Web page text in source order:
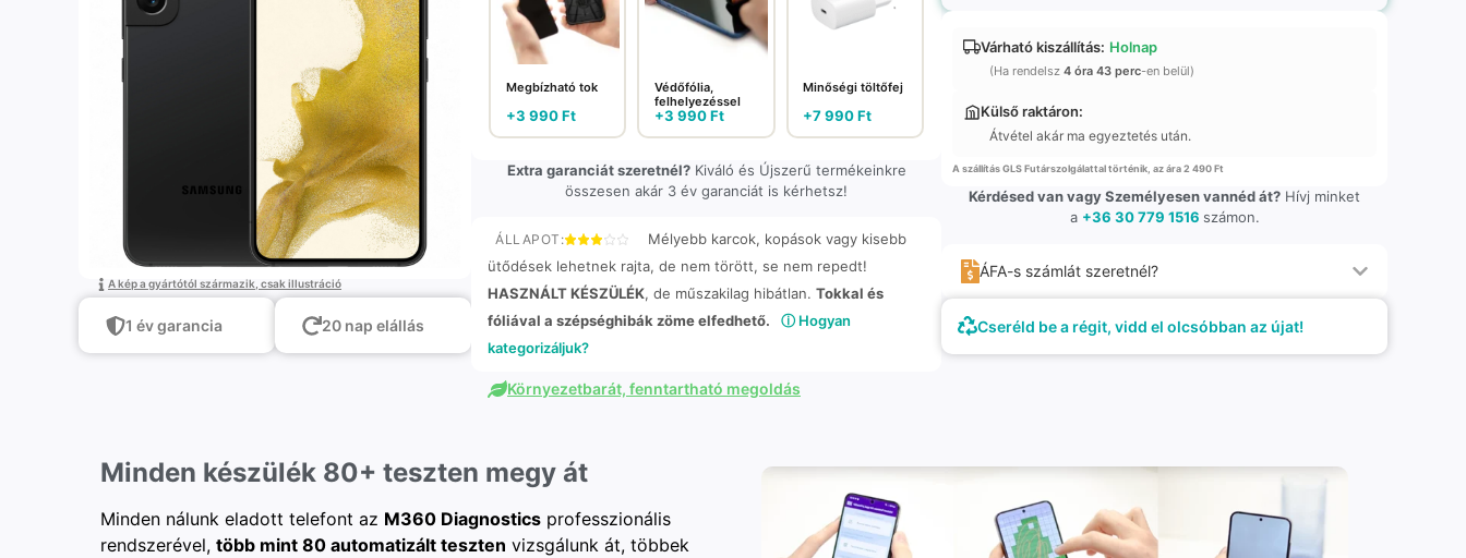
A kép a gyártótól származik, csak illustráció
1 év garancia 20 nap elállás
Megbízható tok
+3 990Ft
Védőfólia,
felhelyezéssel
+3 990Ft
Minőségi töltőfej
+7 990Ft
Extra garanciát szeretnél?Kiváló és Újszerű termékeinkre
összesen akár 3 év garanciát is kérhetsz!
ÁLLAPOT:
Mélyebb karcok, kopások vagy kisebb
ütődések lehetnek rajta, de nem törött, se nem repedt!
HASZNÁLT KÉSZÜLÉK, de műszakilag hibátlan. Tokkal és
fóliával a szépséghibák zöme elfedhető.
ⓘ Hogyan
kategorizáljuk?
Környezetbarát, fenntartható megoldás
Várható kiszállítás: Holnap
(Ha rendelsz4 óra 43 perc-en belül)
Külső raktáron:
Átvétel akár ma egyeztetés után.
A szállítás GLS Futárszolgálattal történik, az ára 2 490 Ft
Kérdésed van vagy Személyesen vannéd át? Hívj minket
a +36 30 779 1516 számon.
ÁFA-s számlát szeretnél?
Cseréld be a régit, vidd el olcsóbban az újat!
Minden készülék 80+ teszten megy át
Minden nálunk eladott telefont az M360 Diagnostics professzionális
rendszerével, több mint 80 automatizált teszten vizsgálunk át, többek